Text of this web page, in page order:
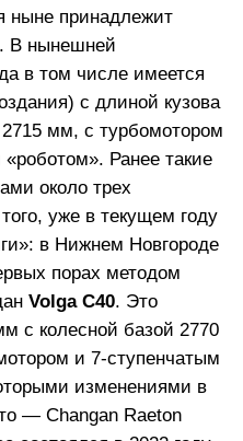
ныне принадлежит
В нынешней
в том числе имеется
с длиной кузова
мм, с турбомотором
Ранее такие
около трех
уже в текущем году
в Нижнем Новгороде
порах методом
Volga C40. Это
с колесной базой 2770
и 7-ступенчатым
изменениями в
— Changan Raeton